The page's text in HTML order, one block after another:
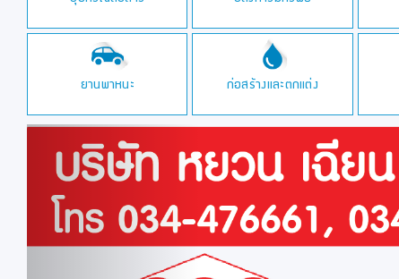
ยานพาหนะ ก่อสร้างและตกแต่ง